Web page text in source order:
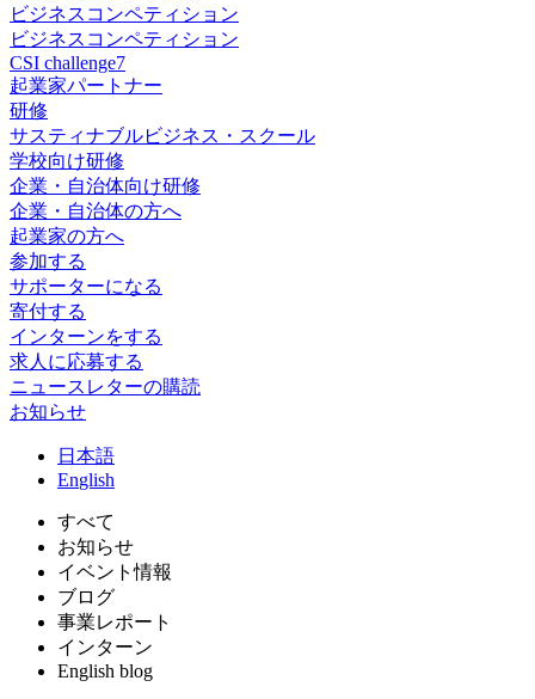
ビジネスコンペティション
ビジネスコンペティション
CSI challenge7
起業家パートナー
研修
サスティナブルビジネス・スクール
学校向け研修
企業・自治体向け研修
企業・自治体の方へ
起業家の方へ
参加する
サポーターになる
寄付する
インターンをする
求人に応募する
ニュースレターの購読
お知らせ
日 本語
English
すべて
お知らせ
イベント情報
ブログ
事業レポート
インターン
English blog